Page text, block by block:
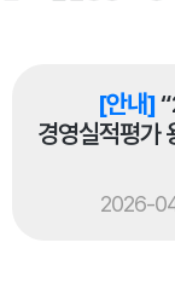
[안내]
경영실적평가
2026-